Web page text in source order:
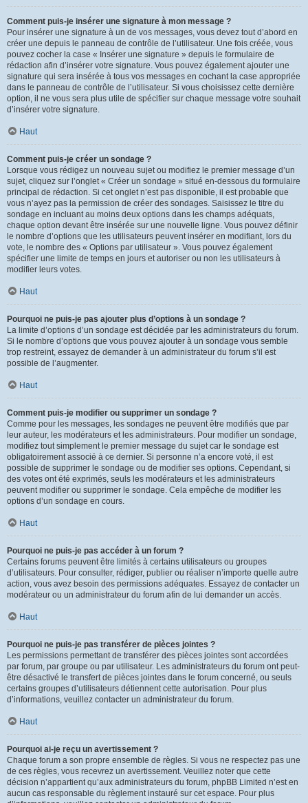
Comment puis-je insérer une signature à mon message ?
Pour insérer une signature à un de vos messages, vous devez tout d’abord en
créer une depuis le panneau de contrôle de l’utilisateur. Une fois créée, vous
pouvez cocher la case « Insérer une signature » depuis le formulaire de
rédaction afin d’insérer votre signature. Vous pouvez également ajouter une
signature qui sera insérée à tous vos messages en cochant la case appropriée
dans le panneau de contrôle de l’utilisateur. Si vous choisissez cette dernière
option, il ne vous sera plus utile de spécifier sur chaque message votre souhait
d’insérer votre signature.
Haut
Comment puis-je créer un sondage ?
Lorsque vous rédigez un nouveau sujet ou modifiez le premier message d’un
sujet, cliquez sur l’onglet « Créer un sondage » situé en-dessous du formulaire
principal de rédaction. Si cet onglet n’est pas disponible, il est probable que
vous n’ayez pas la permission de créer des sondages. Saisissez le titre du
sondage en incluant au moins deux options dans les champs adéquats,
chaque option devant être insérée sur une nouvelle ligne. Vous pouvez définir
le nombre d’options que les utilisateurs peuvent insérer en modifiant, lors du
vote, le nombre des « Options par utilisateur ». Vous pouvez également
spécifier une limite de temps en jours et autoriser ou non les utilisateurs à
modifier leurs votes.
Haut
Pourquoi ne puis-je pas ajouter plus d’options à un sondage ?
La limite d’options d’un sondage est décidée par les administrateurs du forum.
Si le nombre d’options que vous pouvez ajouter à un sondage vous semble
trop restreint, essayez de demander à un administrateur du forum s’il est
possible de l’augmenter.
Haut
Comment puis-je modifier ou supprimer un sondage ?
Comme pour les messages, les sondages ne peuvent être modifiés que par
leur auteur, les modérateurs et les administrateurs. Pour modifier un sondage,
modifiez tout simplement le premier message du sujet car le sondage est
obligatoirement associé à ce dernier. Si personne n’a encore voté, il est
possible de supprimer le sondage ou de modifier ses options. Cependant, si
des votes ont été exprimés, seuls les modérateurs et les administrateurs
peuvent modifier ou supprimer le sondage. Cela empêche de modifier les
options d’un sondage en cours.
Haut
Pourquoi ne puis-je pas accéder à un forum ?
Certains forums peuvent être limités à certains utilisateurs ou groupes
d’utilisateurs. Pour consulter, rédiger, publier ou réaliser n’importe quelle autre
action, vous avez besoin des permissions adéquates. Essayez de contacter un
modérateur ou un administrateur du forum afin de lui demander un accès.
Haut
Pourquoi ne puis-je pas transférer de pièces jointes ?
Les permissions permettant de transférer des pièces jointes sont accordées
par forum, par groupe ou par utilisateur. Les administrateurs du forum ont peut-
être désactivé le transfert de pièces jointes dans le forum concerné, ou seuls
certains groupes d’utilisateurs détiennent cette autorisation. Pour plus
d’informations, veuillez contacter un administrateur du forum.
Haut
Pourquoi ai-je reçu un avertissement ?
Chaque forum a son propre ensemble de règles. Si vous ne respectez pas une
de ces règles, vous recevrez un avertissement. Veuillez noter que cette
décision n’appartient qu’aux administrateurs du forum, phpBB Limited n’est en
aucun cas responsable du règlement instauré sur cet espace. Pour plus